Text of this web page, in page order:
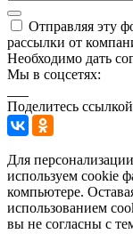
Отправляя эту
рассылки от
Необходимо дать
Мы в соцсетях:
Поделитесь
Для
используем cookie
компьютере.
использованием
вы не согласны с